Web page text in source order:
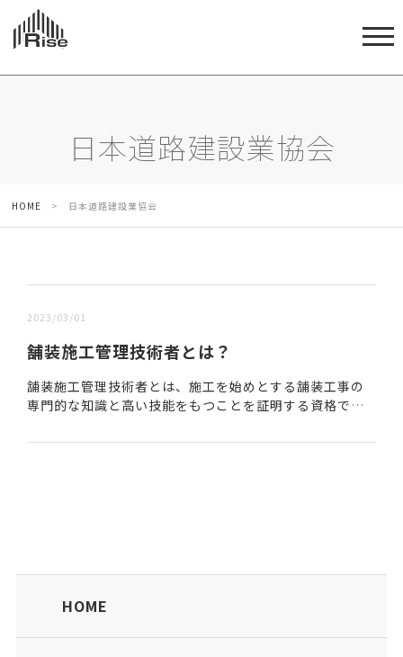
日本道路建設業協会
HOME > 日本道路建設業協会
2023/03/01
舗装施工管理技術者とは？
舗装施工管理技術者とは、施工を始めとする舗装工事の
専門的な知識と高い技能をもつことを証明する資格であ
評価することによって、より品質の高い安定した舗装工...
HOME